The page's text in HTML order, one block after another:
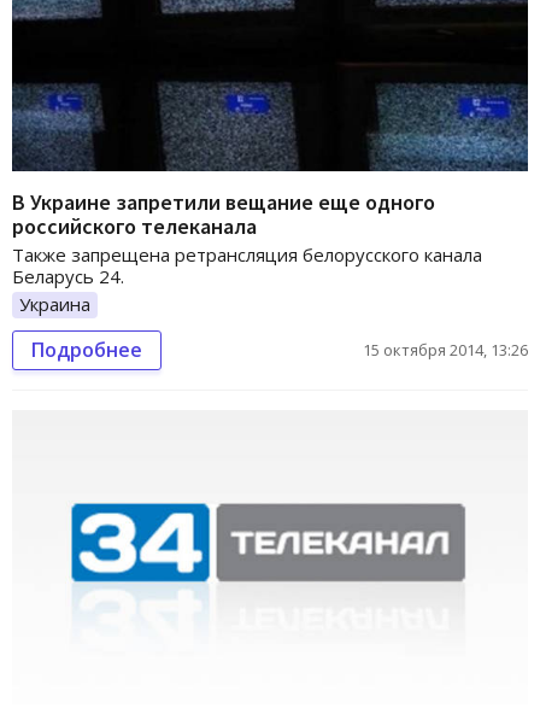
В Украине запретили вещание еще одного
российского телеканала
Также запрещена ретрансляция белорусского канала
Беларусь 24.
Украина
Подробнее 15 октября 2014, 13:26